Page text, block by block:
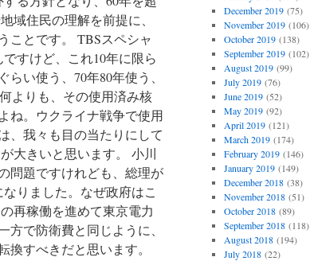
域住民の理解を前提に、
ことです。 TBSスペシャ
すけど、これ10年に限ら
い使う、70年80年使う、
よりも、その使用済み核
ね。ウクライナ戦争で使用
、我々も目の当たりにして
大きいと思います。 小川
問題ですけれども、総理が
りました。なぜ政府はこ
再稼働を進めて東京電力
で防衛費と同じように、
すべきだと思います。
December 2019(75)
November 2019(106)
October 2019(138)
September 2019(102)
August 2019(99)
July 2019(76)
June 2019(52)
May 2019(92)
April 2019(121)
March 2019(174)
February 2019(146)
January 2019(149)
December 2018(38)
November 2018(51)
October 2018(89)
September 2018(118)
August 2018(194)
July 2018(22)